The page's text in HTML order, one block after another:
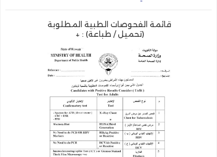
قائمة الفحوصات الطبية المطلوبة
(تحميل / طباعة) : ↓